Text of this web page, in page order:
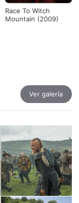
Race To Witch
Mountain (2009)
Ver galería